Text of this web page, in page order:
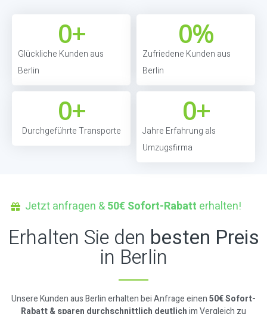
Glückliche Kunden aus
Berlin
0+
Zufriedene Kunden aus
Berlin
0%
Durchgeführte Transporte
0+
Jahre Erfahrung als
Umzugsfirma
0+
Jetzt anfragen &50€ Sofort-Rabatt erhalten!
Erhalten Sie den besten Preis
in Berlin
Unsere Kunden aus Berlin erhalten bei Anfrage einen50€ Sofort-
Rabatt & sparen durchschnittlich deutlichim Vergleich zu